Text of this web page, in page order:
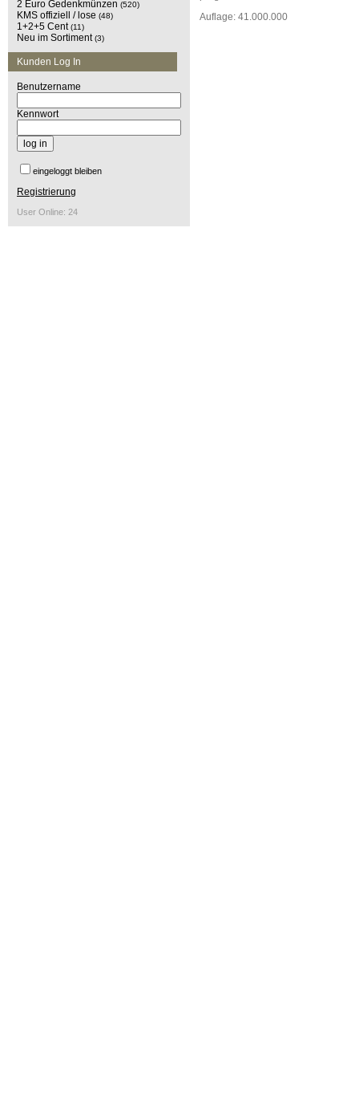
2 Euro Gedenkmünzen (520)
KMS offiziell / lose (48)
1+2+5 Cent (11)
Neu im Sortiment (3)
Kunden Log In
Benutzername
Kennwort
eingeloggt bleiben
Registrierung
User Online: 24
Auflage: 41.000.000